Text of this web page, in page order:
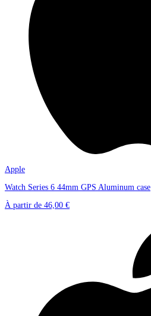
Apple
Watch Series 6 44mm GPS Aluminum case
À partir de 46,00 €